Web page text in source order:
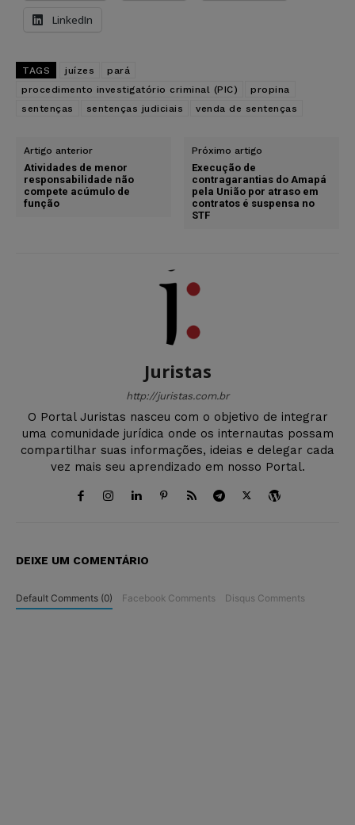
LinkedIn
TAGS juízes
pará
procedimento investigatório criminal (PIC)
propina
sentenças
sentenças judiciais venda de sentenças
Artigo anterior
Atividades de menor
responsabilidade não
compete acúmulo de
função
Próximo artigo
Execução de
contragarantias do Amapá
pela União por atraso em
contratos é suspensa no
STF
Juristas
http://juristas.com.br
O Portal Juristas nasceu com o objetivo de integrar
uma comunidade jurídica onde os internautas possam
compartilhar suas informações, ideias e delegar cada
vez mais seu aprendizado em nosso Portal.
DEIXE UM COMENTÁRIO
Default Comments (0) Facebook Comments Disqus Comments